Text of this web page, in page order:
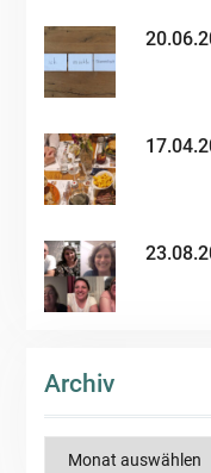
Archiv
Archiv